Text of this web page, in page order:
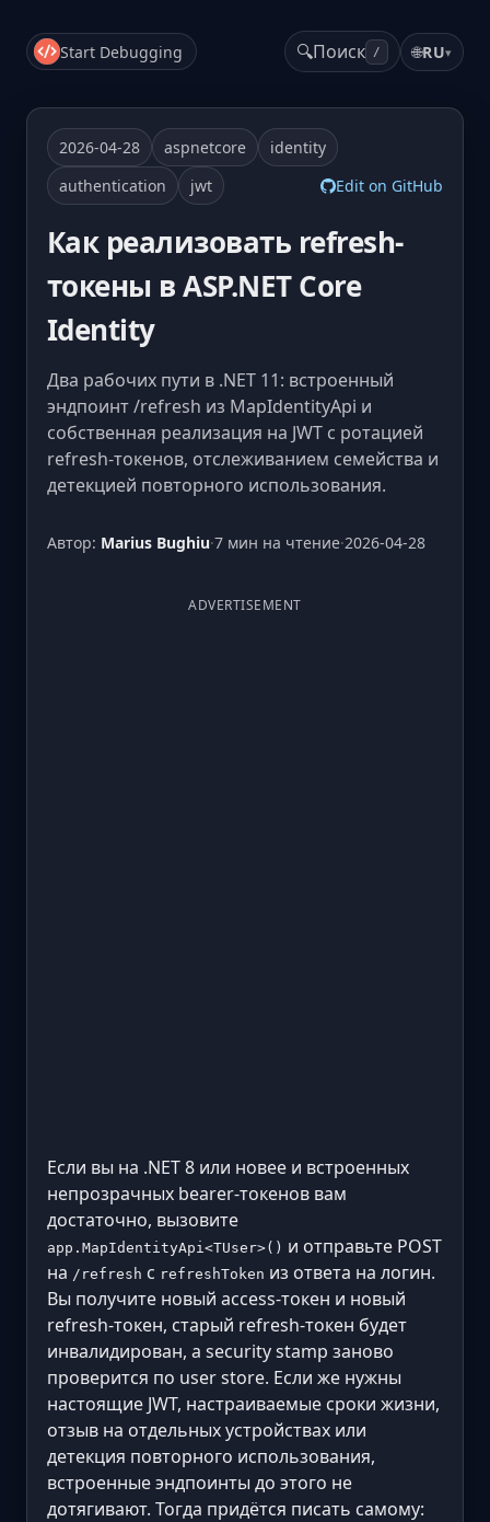
Start Debugging 🔍Поиск / 🌐RU▾
2026-04-28 aspnetcore
identity
authentication
jwt Edit on GitHub
Как реализовать refresh-
токены в ASP.NET Core
Identity
Два рабочих пути в .NET 11: встроенный
эндпоинт /refresh из MapIdentityApi и
собственная реализация на JWT с ротацией
refresh-токенов, отслеживанием семейства и
детекцией повторного использования.
Автор: Marius Bughiu·7 мин на чтение·2026-04-28
ADVERTISEMENT
Если вы на .NET 8 или новее и встроенных
непрозрачных bearer-токенов вам
достаточно, вызовите
app.MapIdentityApi<TUser>() и отправьте POST
на /refresh с refreshToken из ответа на логин.
Вы получите новый access-токен и новый
refresh-токен, старый refresh-токен будет
инвалидирован, а security stamp заново
проверится по user store. Если же нужны
настоящие JWT, настраиваемые сроки жизни,
отзыв на отдельных устройствах или
детекция повторного использования,
встроенные эндпоинты до этого не
дотягивают. Тогда придётся писать самому: